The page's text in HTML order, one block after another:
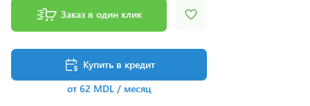
Заказ в один клик
Купить в кредит
от 62 MDL / месяц